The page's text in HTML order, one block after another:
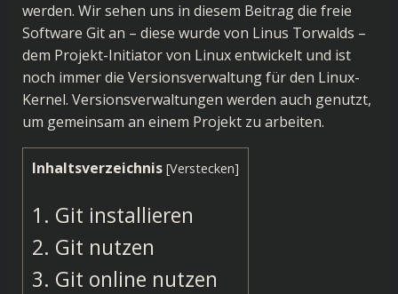
werden. Wir sehen uns in diesem Beitrag die freie
Software Git an – diese wurde von Linus Torwalds –
dem Projekt-Initiator von Linux entwickelt und ist
noch immer die Versionsverwaltung für den Linux-
Kernel. Versionsverwaltungen werden auch genutzt,
um gemeinsam an einem Projekt zu arbeiten.
Inhaltsverzeichnis [Verstecken]
1. Git installieren
2. Git nutzen
3. Git online nutzen